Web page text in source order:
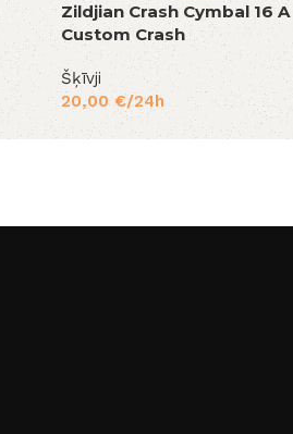
Zildjian Crash Cymbal 16 A
Custom Crash
Šķīvji
20,00 €/24h